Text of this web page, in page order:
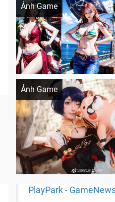
Ảnh Game
Ảnh Game
Cosplay Xiangling siêu cute